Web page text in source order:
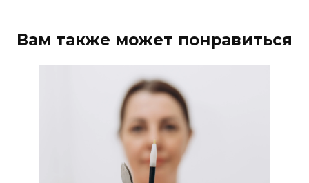
Вам также может понравиться